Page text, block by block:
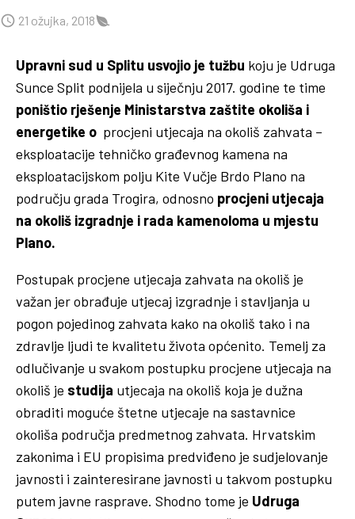
21 ožujka, 2018
Upravni sud u Splitu usvojio je tužbu koju je Udruga
Sunce Split podnijela u siječnju 2017. godine te time
poništio rješenje Ministarstva zaštite okoliša i
energetike o procjeni utjecaja na okoliš zahvata –
eksploatacije tehničko građevnog kamena na
eksploatacijskom polju Kite Vučje Brdo Plano na
području grada Trogira, odnosno procjeni utjecaja
na okoliš izgradnje i rada kamenoloma u mjestu
Plano.
Postupak procjene utjecaja zahvata na okoliš je
važan jer obrađuje utjecaj izgradnje i stavljanja u
pogon pojedinog zahvata kako na okoliš tako i na
zdravlje ljudi te kvalitetu života općenito. Temelj za
odlučivanje u svakom postupku procjene utjecaja na
okoliš je studija utjecaja na okoliš koja je dužna
obraditi moguće štetne utjecaje na sastavnice
okoliša područja predmetnog zahvata. Hrvatskim
zakonima i EU propisima predviđeno je sudjelovanje
javnosti i zainteresirane javnosti u takvom postupku
putem javne rasprave. Shodno tome je Udruga